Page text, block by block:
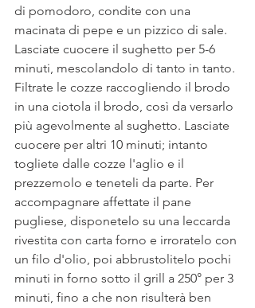
di pomodoro, condite con una
macinata di pepe e un pizzico di sale.
Lasciate cuocere il sughetto per 5-6
minuti, mescolandolo di tanto in tanto.
Filtrate le cozze raccogliendo il brodo
in una ciotola il brodo, così da versarlo
più agevolmente al sughetto. Lasciate
cuocere per altri 10 minuti; intanto
togliete dalle cozze l'aglio e il
prezzemolo e teneteli da parte. Per
accompagnare affettate il pane
pugliese, disponetelo su una leccarda
rivestita con carta forno e irroratelo con
un filo d'olio, poi abbrustolitelo pochi
minuti in forno sotto il grill a 250° per 3
minuti, fino a che non risulterà ben